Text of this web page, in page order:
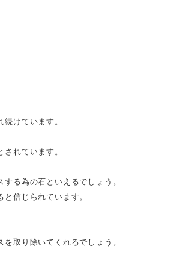
けています。
れています。
る為の石といえるでしょう。
信じられています。
取り除いてくれるでしょう。